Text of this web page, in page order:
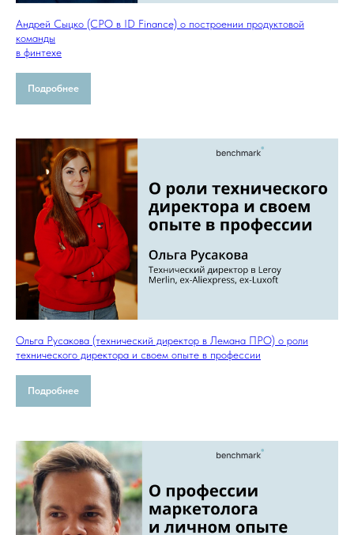
Андрей Сыцко (CPO в ID Finance) о построении продуктовой
команды
в финтехе
Подробнее
Ольга Русакова (технический директор в Лемана ПРО) о роли
технического директора и своем опыте в профессии
Подробнее